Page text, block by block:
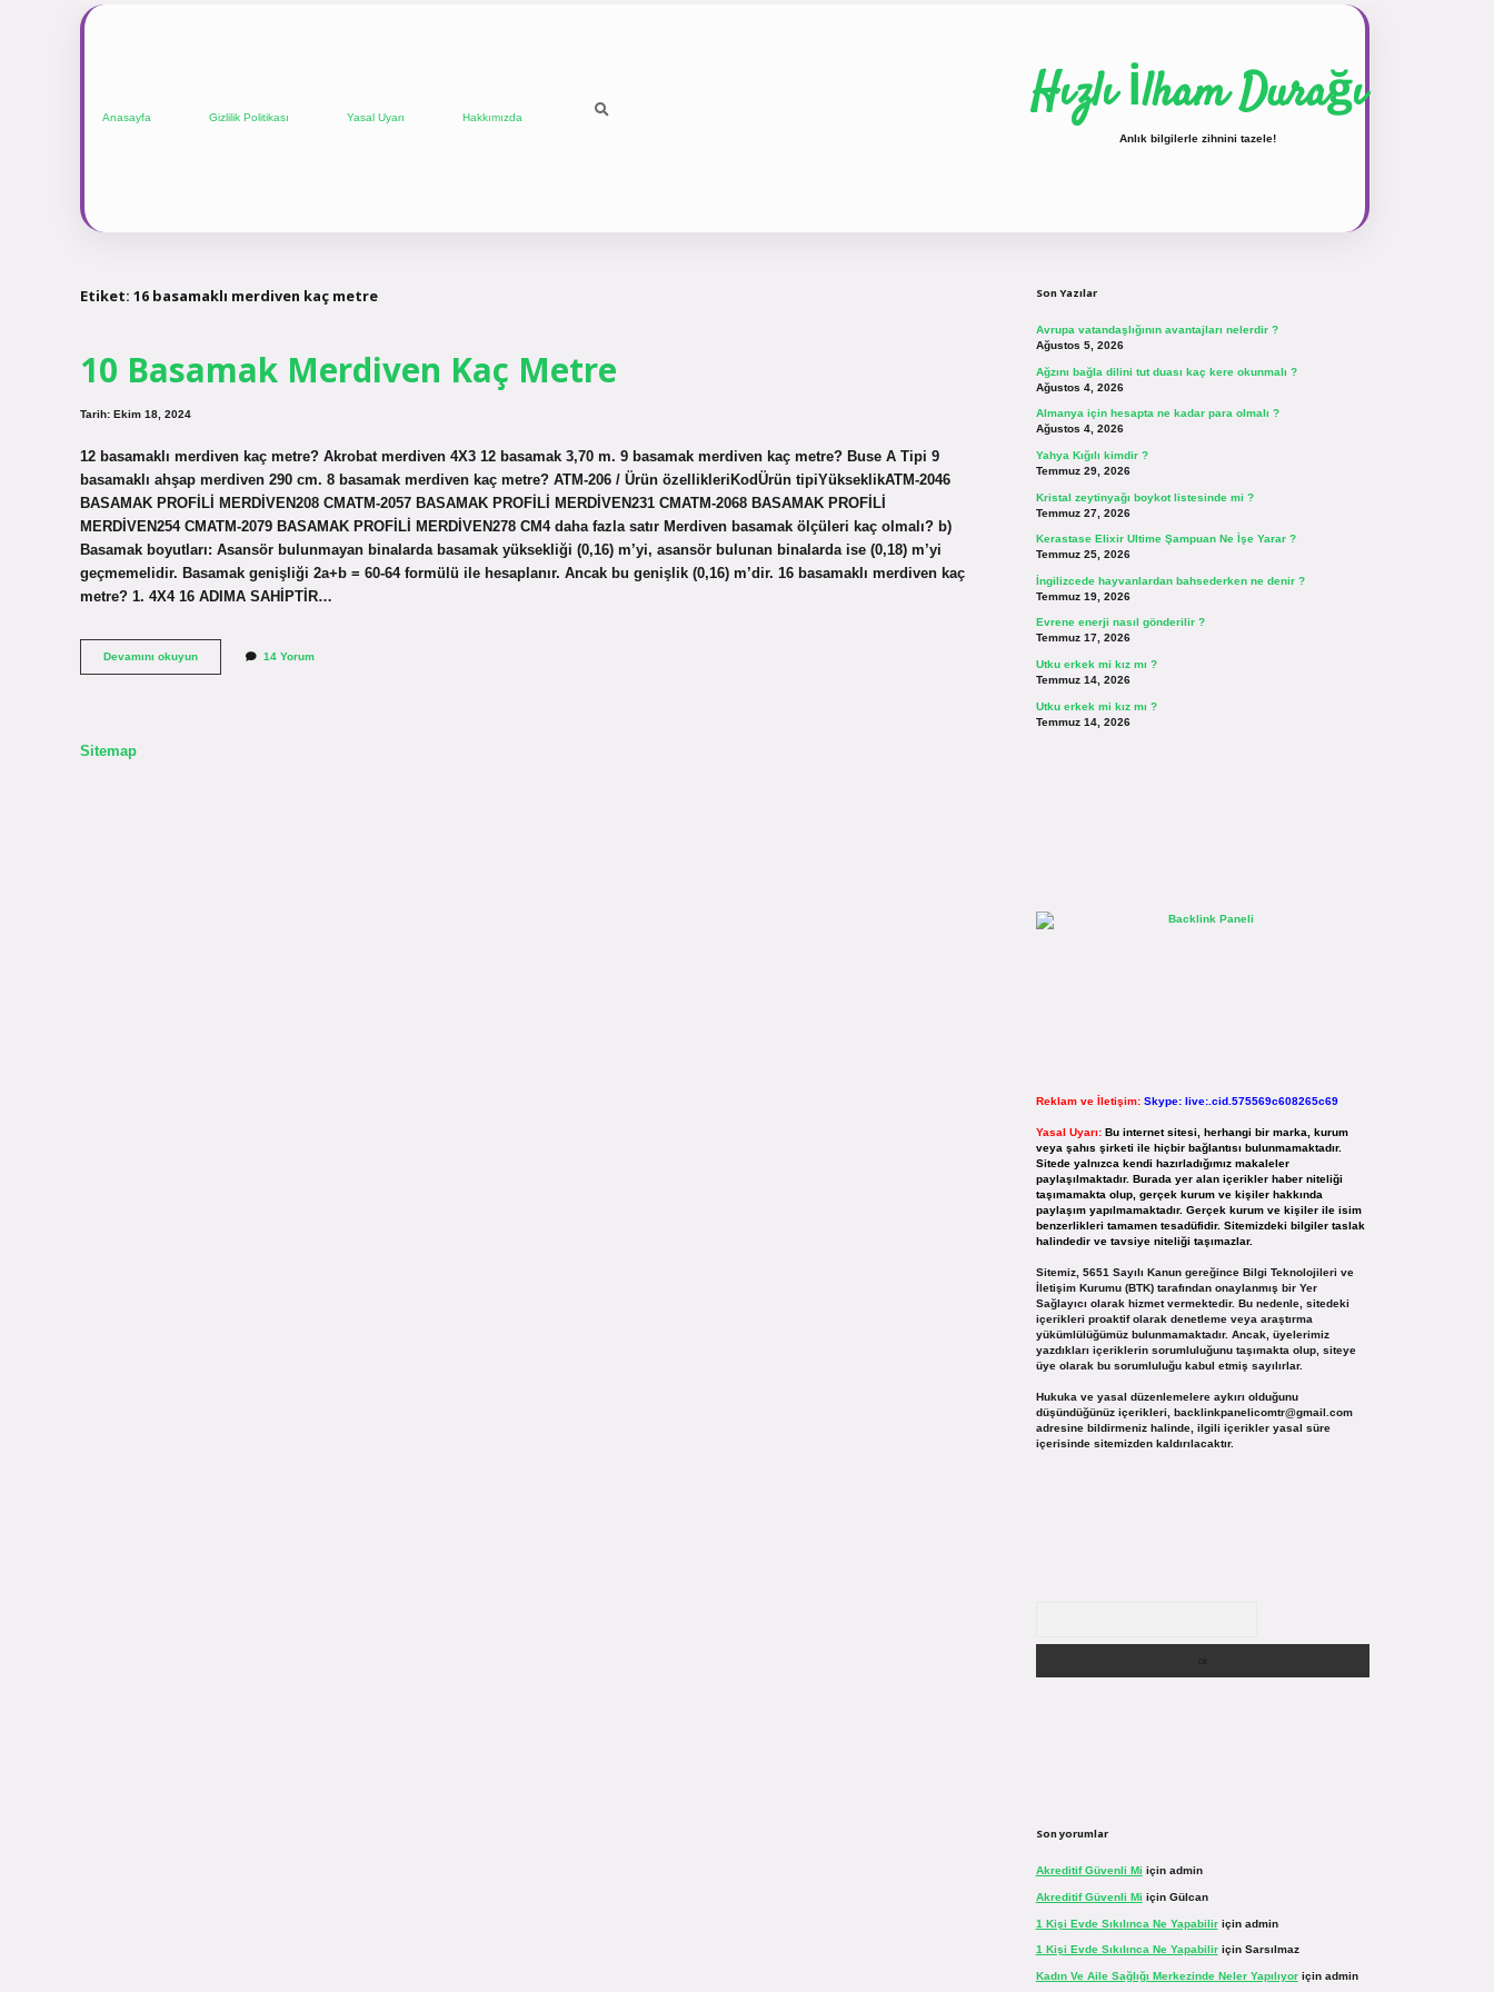
Anasayfa Gizlilik Politikası Yasal Uyarı Hakkımızda Hızlı İlham Durağı
Anlık bilgilerle zihnini tazele!
Etiket: 16 basamaklı merdiven kaç metre
10 Basamak Merdiven Kaç Metre
Tarih: Ekim 18, 2024
12 basamaklı merdiven kaç metre? Akrobat merdiven 4X3 12 basamak 3,70 m. 9 basamak merdiven kaç metre? Buse A Tipi 9
basamaklı ahşap merdiven 290 cm. 8 basamak merdiven kaç metre? ATM-206 / Ürün özellikleriKodÜrün tipiYükseklikATM-2046
BASAMAK PROFİLİ MERDİVEN208 CMATM-2057 BASAMAK PROFİLİ MERDİVEN231 CMATM-2068 BASAMAK PROFİLİ
MERDİVEN254 CMATM-2079 BASAMAK PROFİLİ MERDİVEN278 CM4 daha fazla satır Merdiven basamak ölçüleri kaç olmalı? b)
Basamak boyutları: Asansör bulunmayan binalarda basamak yüksekliği (0,16) m’yi, asansör bulunan binalarda ise (0,18) m’yi
geçmemelidir. Basamak genişliği 2a+b = 60-64 formülü ile hesaplanır. Ancak bu genişlik (0,16) m’dir. 16 basamaklı merdiven kaç
metre? 1. 4X4 16 ADIMA SAHİPTİR…
Devamını okuyun10
Basamak
14 Yorum
Sitemap
Son Yazılar
Avrupa vatandaşlığının avantajları nelerdir ?
Ağustos 5, 2026
Ağzını bağla dilini tut duası kaç kere okunmalı ?
Ağustos 4, 2026
Almanya için hesapta ne kadar para olmalı ?
Ağustos 4, 2026
Yahya Kığılı kimdir ?
Temmuz 29, 2026
Kristal zeytinyağı boykot listesinde mi ?
Temmuz 27, 2026
Kerastase Elixir Ultime Şampuan Ne İşe Yarar ?
Temmuz 25, 2026
İngilizcede hayvanlardan bahsederken ne denir ?
Temmuz 19, 2026
Evrene enerji nasıl gönderilir ?
Temmuz 17, 2026
Utku erkek mi kız mı ?
Temmuz 14, 2026
Utku erkek mi kız mı ?
Temmuz 14, 2026
Reklam ve İletişim: Skype: live:.cid.575569c608265c69
Yasal Uyarı: Bu internet sitesi, herhangi bir marka, kurum
veya şahıs şirketi ile hiçbir bağlantısı bulunmamaktadır.
Sitede yalnızca kendi hazırladığımız makaleler
paylaşılmaktadır. Burada yer alan içerikler haber niteliği
taşımamakta olup, gerçek kurum ve kişiler hakkında
paylaşım yapılmamaktadır. Gerçek kurum ve kişiler ile isim
benzerlikleri tamamen tesadüfidir. Sitemizdeki bilgiler taslak
halindedir ve tavsiye niteliği taşımazlar.
Sitemiz, 5651 Sayılı Kanun gereğince Bilgi Teknolojileri ve
İletişim Kurumu (BTK) tarafından onaylanmış bir Yer
Sağlayıcı olarak hizmet vermektedir. Bu nedenle, sitedeki
içerikleri proaktif olarak denetleme veya araştırma
yükümlülüğümüz bulunmamaktadır. Ancak, üyelerimiz
yazdıkları içeriklerin sorumluluğunu taşımakta olup, siteye
üye olarak bu sorumluluğu kabul etmiş sayılırlar.
Hukuka ve yasal düzenlemelere aykırı olduğunu
düşündüğünüz içerikleri, backlinkpanelicomtr@gmail.com
adresine bildirmeniz halinde, ilgili içerikler yasal süre
içerisinde sitemizden kaldırılacaktır.
Son yorumlar
Akreditif Güvenli Mi için admin
Akreditif Güvenli Mi için Gülcan
1 Kişi Evde Sıkılınca Ne Yapabiliriçin admin
1 Kişi Evde Sıkılınca Ne Yapabiliriçin Sarsılmaz
Kadın Ve Aile Sağlığı Merkezinde Neler Yapılıyoriçin admin